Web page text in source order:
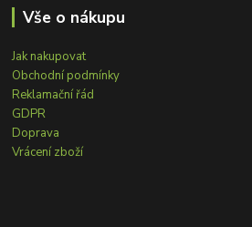
Vše o nákupu
Jak nakupovat
Obchodní podmínky
Reklamační řád
GDPR
Doprava
Vrácení zboží